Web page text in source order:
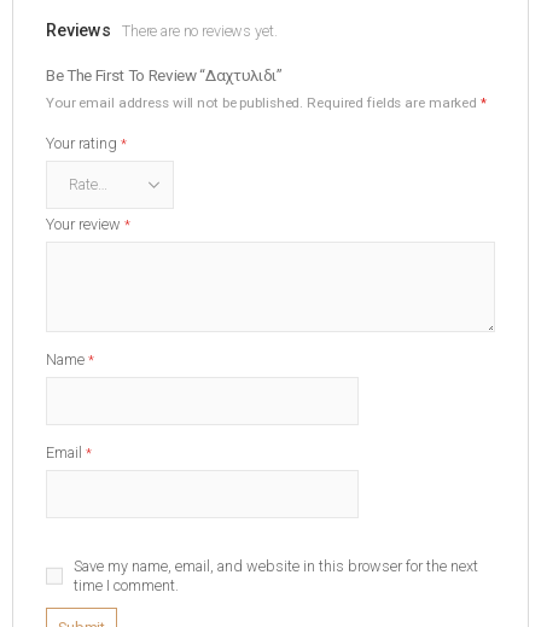
Reviews There are no reviews yet.
Be The First To Review “Δαχτυλιδι”
Your email address will not be published. Required fields are marked *
Your rating *
Your review *
Name *
Email *
Save my name, email, and website in this browser for the next
time I comment.